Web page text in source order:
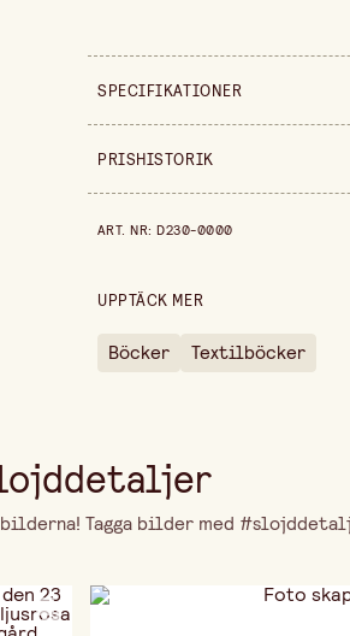
SPECIFIKATIONER
Säljs i
PRISHISTORIK
ART. NR:D230-0000
UPPTÄCK MER
Böcker Textilböcker
Tagga bilder med